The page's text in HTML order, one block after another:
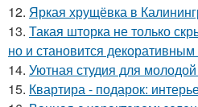
12. Яркая хрущёвка в
13. Такая шторка не только
но и становится
14. Уютная студия для
15. Квартира - подарок: